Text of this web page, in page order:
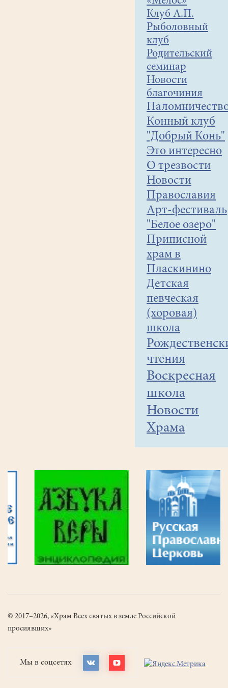
Клуб А.П.
Рыболовный
клуб
Родительский
семинар
Новости
благочиния
Конный клуб
"Добрый Конь"
Это интересно
О трезвости
Новости
Православия
Арт-фестиваль
"Белое озеро"
Приписной
храм в
Пласкинино
Детская
певческая
(хоровая)
школа
чтения
Воскресная
школа
Новости
Храма
© 2017–2026, «Храм Всех святых в земле Российской
просиявших»
Мы в соцсетях